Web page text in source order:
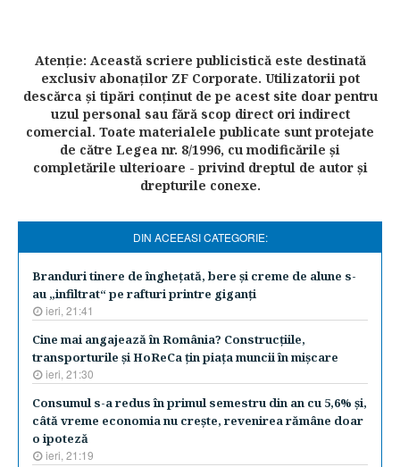
Atenţie: Această scriere publicistică este destinată
exclusiv abonaţilor ZF Corporate. Utilizatorii pot
descărca şi tipări conţinut de pe acest site doar pentru
uzul personal sau fără scop direct ori indirect
comercial. Toate materialele publicate sunt protejate
de către Legea nr. 8/1996, cu modificările şi
completările ulterioare - privind dreptul de autor şi
drepturile conexe.
DIN ACEEASI CATEGORIE:
Branduri tinere de îngheţată, bere şi creme de alune s-
au „infiltrat“ pe rafturi printre giganţi
ieri, 21:41
Cine mai angajează în România? Construcţiile,
transporturile şi HoReCa ţin piaţa muncii în mişcare
ieri, 21:30
Consumul s-a redus în primul semestru din an cu 5,6% şi,
câtă vreme economia nu creşte, revenirea rămâne doar
o ipoteză
ieri, 21:19